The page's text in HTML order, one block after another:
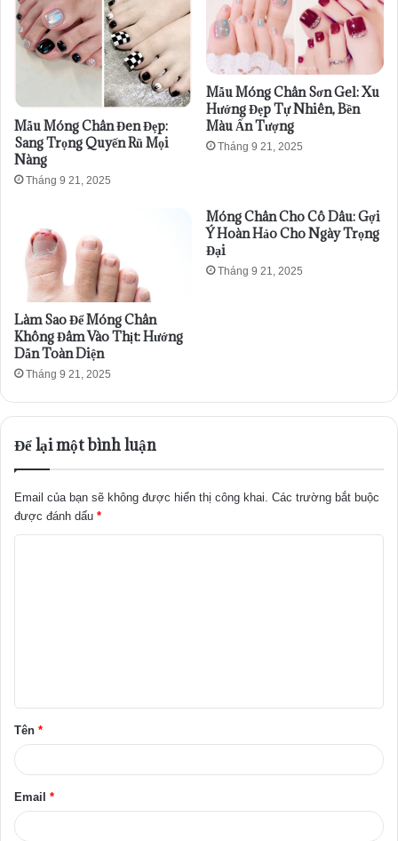
Mẫu Móng Chân Đen Đẹp:
Sang Trọng Quyến Rũ Mọi
Nàng
Tháng 9 21, 2025
Mẫu Móng Chân Sơn Gel: Xu
Hướng Đẹp Tự Nhiên, Bền
Màu Ấn Tượng
Tháng 9 21, 2025
Làm Sao Để Móng Chân
Không Đâm Vào Thịt: Hướng
Dẫn Toàn Diện
Tháng 9 21, 2025
Móng Chân Cho Cô Dâu: Gợi
Ý Hoàn Hảo Cho Ngày Trọng
Đại
Tháng 9 21, 2025
Để lại một bình luận
Email của bạn sẽ không được hiển thị công khai. Các trường bắt buộc
được đánh dấu *
ậ
n
Tên *
Email *